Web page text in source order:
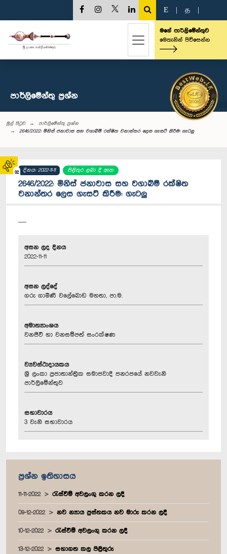
02
E த
මගේ පාර්ලිමේන්තුව
මෙතැනින් පිවිසෙන්න
පාර්ලි‌මේන්තු‌ ප්‍රශ්න
මුල් පිටුව
පාර්ලි‌මේන්තු‌ ප්‍රශ්න
2646/2022: මිනිස් ජනාවාස සහ වගාබිම් රක්ෂිත වනාන්තර ලෙස ගැසට් කිරීම: ගැටලු
දිනය: 2022-11-11 පිළිතුර ලබා දී ඇත
2646/2022: මිනිස් ජනාවාස සහ වගාබිම් රක්ෂිත
වනාන්තර ලෙස ගැසට් කිරීම: ගැටලු
----
අසන ලද දිනය
2022-11-11
අසන ලද්දේ
ගරු ගාමිණී වලේබොඩ මහතා, පා.ම.
අමාත්‍යාංශය
වනජීවී හා වනසම්පත් සංරක්ෂණ
ව්‍යවස්ථාදායකය
ශ්‍රී ලංකා ප්‍රජාතාන්ත්‍රික සමාජවාදී ජනරජයේ නවවැනි
පාර්ලිමේන්තුව
සභාවාරය
3 වැනි සභාවාරය
ප්‍රශ්න ඉතිහාසය
11-11-2022 රැස්වීම් අවලංගු කරන ලදී
09-12-2022 නව න්‍යාය පුස්තකය නව මාරු කරන ලදී
10-12-2022 රැස්වීම් අවලංගු කරන ලදී
13-12-2022 සභාගත කල පිළිතුරු